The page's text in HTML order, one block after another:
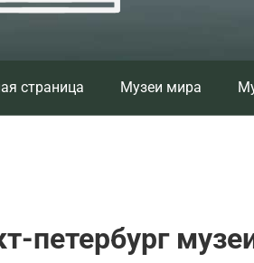
страница Музеи мира
петербург